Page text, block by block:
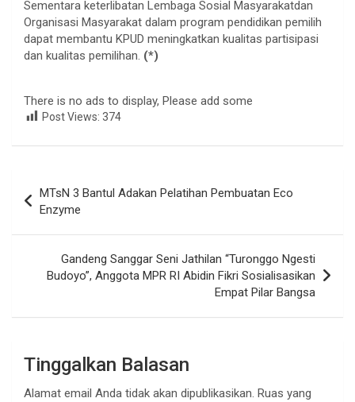
Sementara keterlibatan Lembaga Sosial Masyarakatdan
Organisasi Masyarakat dalam program pendidikan pemilih
dapat membantu KPUD meningkatkan kualitas partisipasi
dan kualitas pemilihan. (*)
There is no ads to display, Please add some
Post Views: 374
pos
MTsN 3 Bantul Adakan Pelatihan Pembuatan Eco
Enzyme
Gandeng Sanggar Seni Jathilan “Turonggo Ngesti
Budoyo”, Anggota MPR RI Abidin Fikri Sosialisasikan
Empat Pilar Bangsa
Tinggalkan Balasan
Alamat email Anda tidak akan dipublikasikan. Ruas yang